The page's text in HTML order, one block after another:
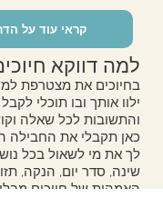
< קראי עוד על
למה דווקא
בחיוכים את מצטרפת
ילוו אותך ובו תוכלי
והתשובות לכל שאלה
כאן תקבלי את החבילה
לך את מי לשאול בכל
שינה, סדר יום, הנקה,
האמהות של חיוכים